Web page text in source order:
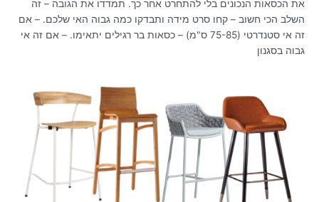
את הכסאות הנכונים בלי להתחרט אחר כך. תמדדו את הגובה – זה
השלב הכי חשוב – קחו סרט מידה ותבדקו כמה גבוה האי שלכם. – אם
זה אי סטנדרטי (75-85 ס"מ) – כסאות בר רגילים יתאימו. – אם זה אי
גבוה בסגנון